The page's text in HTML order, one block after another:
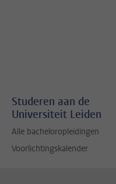
Studeren aan de
Universiteit Leiden
Alle bacheloropleidingen
Voorlichtingskalender